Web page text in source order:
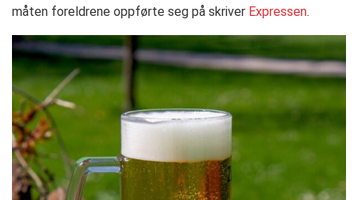
måten foreldrene oppførte seg på skriver Expressen.